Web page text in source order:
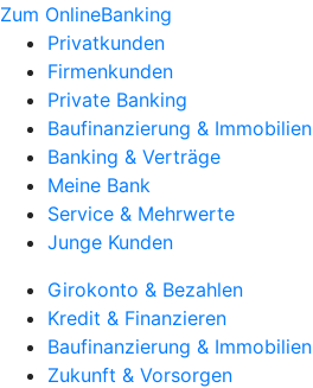
Zum OnlineBanking
Privatkunden
Firmenkunden
Private Banking
Baufinanzierung & Immobilien
Banking & Verträge
Meine Bank
Service & Mehrwerte
Junge Kunden
Girokonto & Bezahlen
Kredit & Finanzieren
Baufinanzierung & Immobilien
Zukunft & Vorsorgen